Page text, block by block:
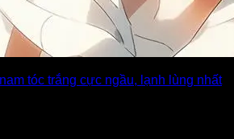
tóc trắng cực ngầu, lạnh lùng nhất